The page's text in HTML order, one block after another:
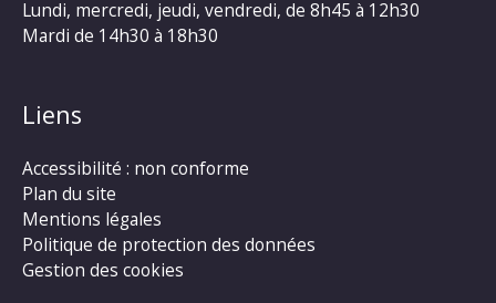
Lundi, mercredi, jeudi, vendredi, de 8h45 à 12h30
Mardi de 14h30 à 18h30
Liens
Accessibilité : non conforme
Plan du site
Mentions légales
Politique de protection des données
Gestion des cookies